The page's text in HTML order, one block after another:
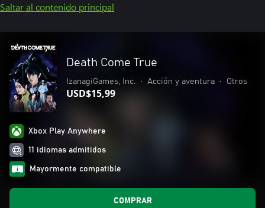
Saltar al contenido principal
Death Come True
IzanagiGames, Inc. • Acción y aventura • Otros
USD$15,99
Xbox Play Anywhere
11 idiomas admitidos
Mayormente compatible
COMPRAR